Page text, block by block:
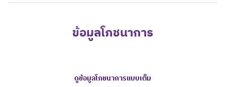
ข้อมูลโภชนาการ
ดูข้อมูลโภชนาการแบบเต็ม